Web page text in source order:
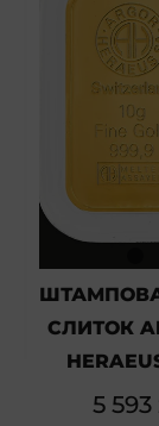
СЛИТОК
5 593